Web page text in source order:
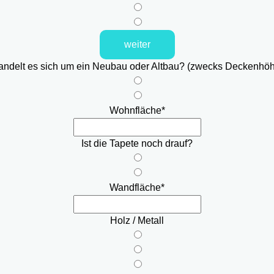
weiter
es sich um ein Neubau oder Altbau? (zwecks
Wohnfläche*
Ist die Tapete noch drauf?
Wandfläche*
Holz / Metall